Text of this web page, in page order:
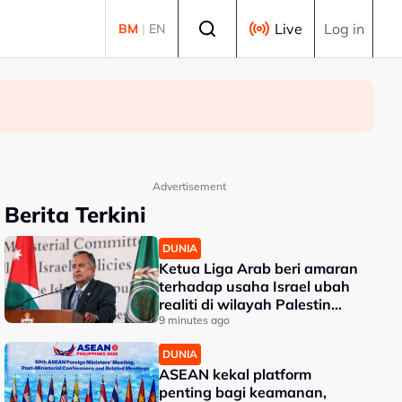
BM | EN Live Log in
Advertisement
Berita Terkini
DUNIA
Ketua Liga Arab beri amaran
terhadap usaha Israel ubah
realiti di wilayah Palestin
diduduki
9 minutes ago
DUNIA
ASEAN kekal platform
penting bagi keamanan,